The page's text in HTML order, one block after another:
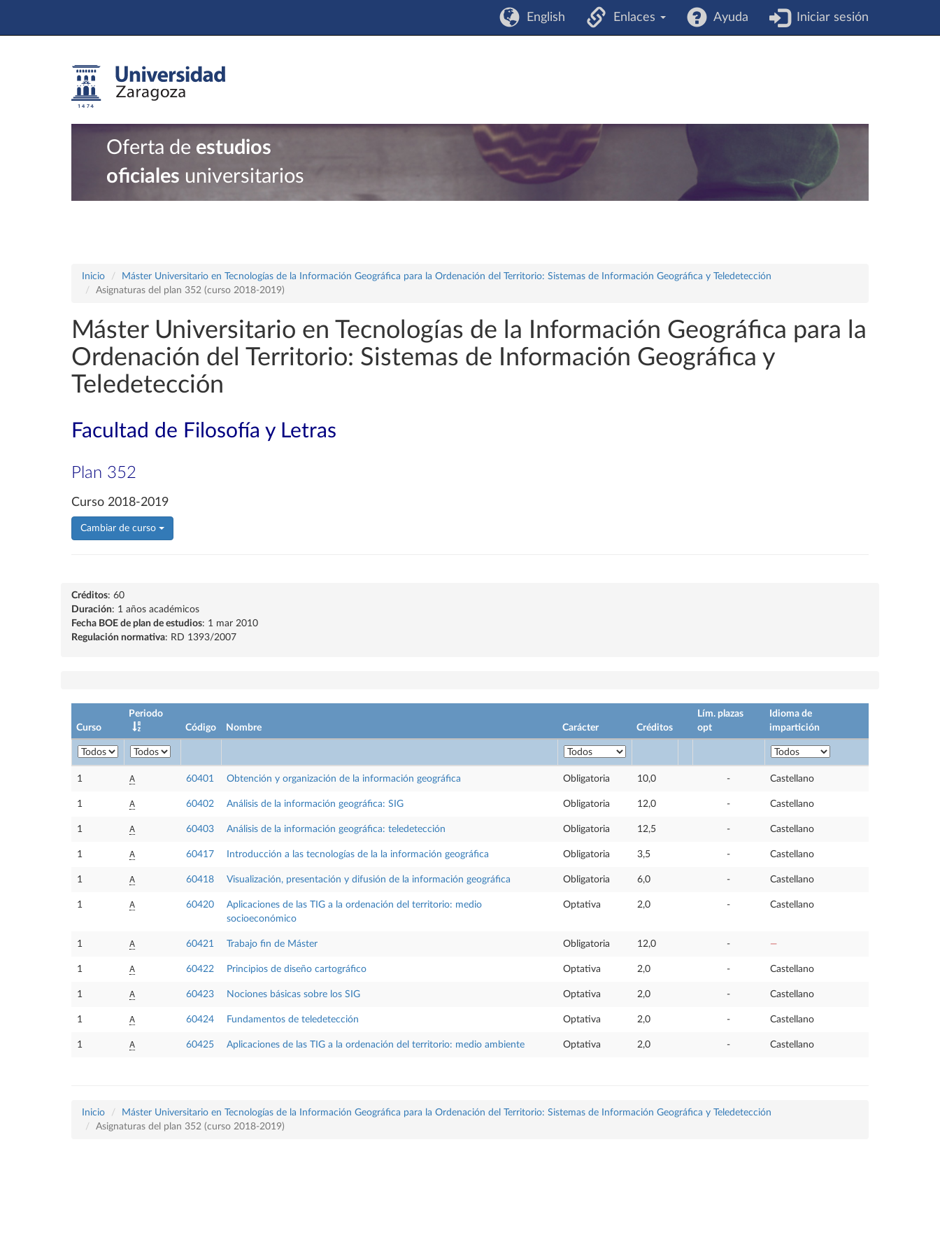
English Enlaces Ayuda Iniciar sesión
Oferta de estudios
oficiales universitarios
Inicio
Máster Universitario en Tecnologías de la Información Geográfica para la Ordenación del Territorio: Sistemas de Información Geográfica y Teledetección
Asignaturas del plan 352 (curso 2018-2019)
Máster Universitario en Tecnologías de la Información Geográfica para la
Ordenación del Territorio: Sistemas de Información Geográfica y
Teledetección
Facultad de Filosofía y Letras
Plan 352
Curso 2018-2019
Cambiar de curso
Créditos: 60
Duración: 1 años académicos
Fecha BOE de plan de estudios: 1 mar 2010
Regulación normativa: RD 1393/2007
Curso
Periodo
Código
Nombre Carácter Créditos
Lím. plazas
opt
Idioma de
impartición
1 A 60401 Obtención y organización de la información geográfica Obligatoria 10,0 - Castellano
1 A 60402 Análisis de la información geográfica: SIG Obligatoria 12,0 - Castellano
1 A 60403 Análisis de la información geográfica: teledetección Obligatoria 12,5 - Castellano
1 A 60417 Introducción a las tecnologías de la la información geográfica Obligatoria 3,5 - Castellano
1 A 60418 Visualización, presentación y difusión de la información geográfica Obligatoria 6,0 - Castellano
1 A 60420
Aplicaciones de las TIG a la ordenación del territorio: medio
socioeconómico
Optativa 2,0 - Castellano
1 A 60421 Trabajo fin de Máster Obligatoria 12,0 - —
1 A 60422 Principios de diseño cartográfico Optativa 2,0 - Castellano
1 A 60423 Nociones básicas sobre los SIG Optativa 2,0 - Castellano
1 A 60424 Fundamentos de teledetección Optativa 2,0 - Castellano
1 A 60425 Aplicaciones de las TIG a la ordenación del territorio: medio ambiente Optativa 2,0 - Castellano
Inicio
Máster Universitario en Tecnologías de la Información Geográfica para la Ordenación del Territorio: Sistemas de Información Geográfica y Teledetección
Asignaturas del plan 352 (curso 2018-2019)